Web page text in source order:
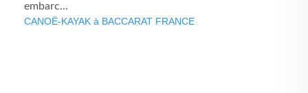
embarc...
CANOË-KAYAK à BACCARAT FRANCE